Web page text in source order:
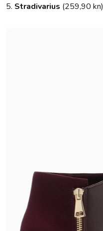
5. Stradivarius (259,90 kn)